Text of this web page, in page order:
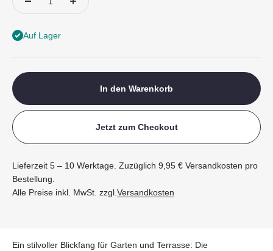
Auf Lager
In den Warenkorb
Jetzt zum Checkout
Lieferzeit 5 – 10 Werktage. Zuzüglich 9,95 € Versandkosten pro
Bestellung.
Alle Preise inkl. MwSt. zzgl. Versandkosten
Ein stilvoller Blickfang für Garten und Terrasse: Die